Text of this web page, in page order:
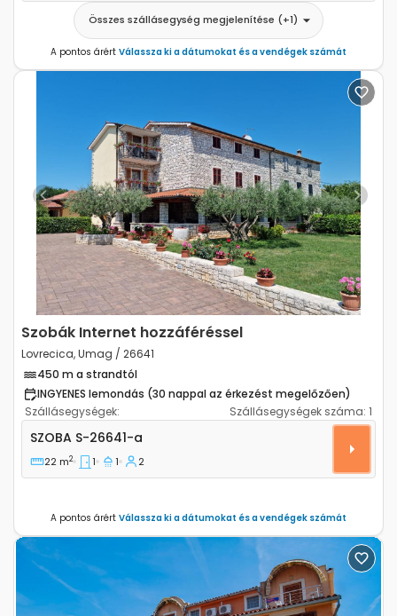
Összes szállásegység megjelenítése (+1)
A pontos árért Válassza ki a dátumokat és a vendégek számát
Previous Next
Szobák Internet hozzáféréssel
Lovrecica, Umag / 26641
450 m a strandtól
INGYENES lemondás (30 nappal az érkezést megelőzően)
Szállásegységek:
Szállásegységek száma: 1
Szoba Lovrecica, Umag S-26641-a
SZOBA S-26641-a
22 m2 1 1 2
A pontos árért Válassza ki a dátumokat és a vendégek számát